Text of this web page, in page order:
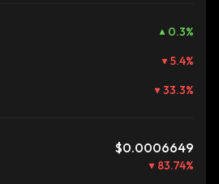
0.3%
5.4%
33.3%
$0.0006649
83.74%